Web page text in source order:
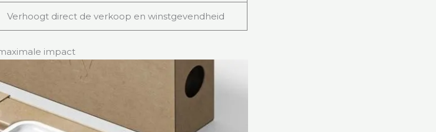
Verhoogt direct de verkoop en winstgevendheid
impact